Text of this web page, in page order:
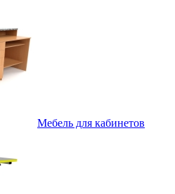
Мебель для кабинетов